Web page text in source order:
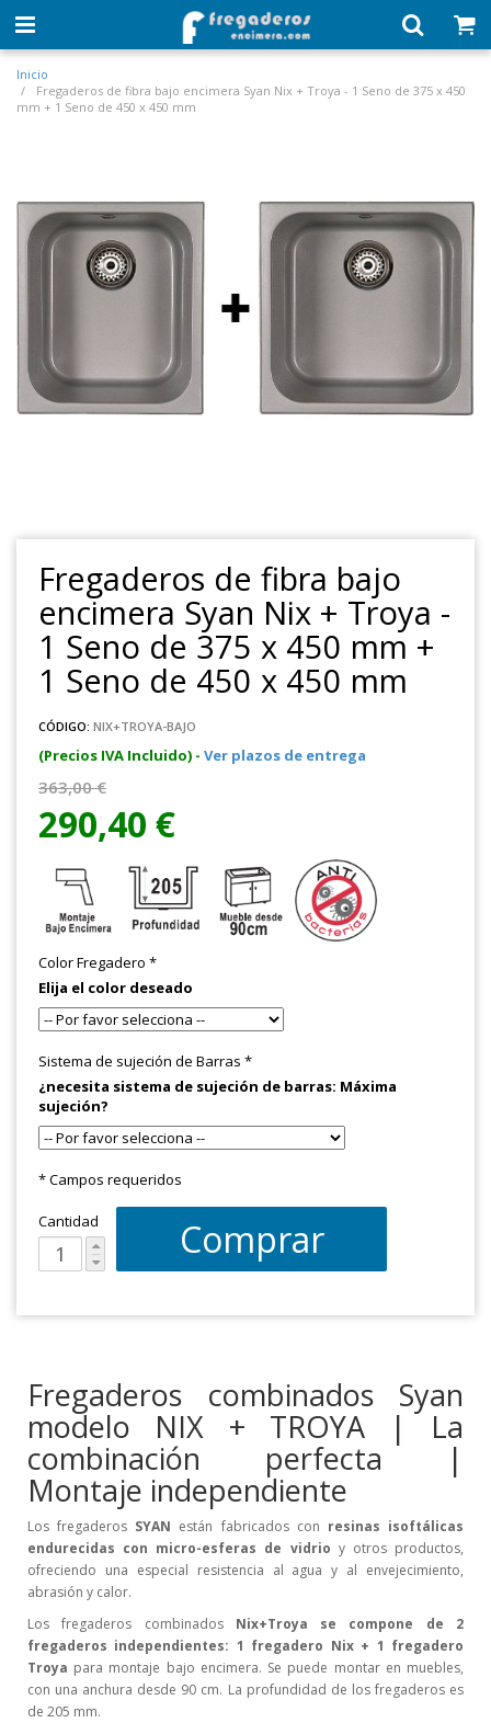
Inicio
Fregaderos de fibra bajo encimera Syan Nix + Troya - 1 Seno de 375 x 450
mm + 1 Seno de 450 x 450 mm
Fregaderos de fibra bajo
encimera Syan Nix + Troya -
1 Seno de 375 x 450 mm +
1 Seno de 450 x 450 mm
CÓDIGO: NIX+TROYA-BAJO
(Precios IVA Incluido) - Ver plazos de entrega
363,00 €
290,40 €
Color Fregadero *
Elija el color deseado
Sistema de sujeción de Barras *
¿necesita sistema de sujeción de barras: Máxima
sujeción?
* Campos requeridos
Cantidad Comprar
Fregaderos combinados Syan
modelo NIX + TROYA | La
combinación perfecta |
Montaje independiente
Los fregaderos SYAN están fabricados con resinas isoftálicas
endurecidas con micro-esferas de vidrio y otros productos,
ofreciendo una especial resistencia al agua y al envejecimiento,
abrasión y calor.
Los fregaderos combinados Nix+Troya se compone de 2
fregaderos independientes: 1 fregadero Nix + 1 fregadero
Troya para montaje bajo encimera. Se puede montar en muebles,
con una anchura desde 90 cm. La profundidad de los fregaderos es
de 205 mm.